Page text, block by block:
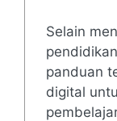
Selain
panduan
digital